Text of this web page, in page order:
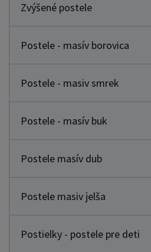
Zvýšené postele
Postele - masív borovica
Postele - masiv smrek
Postele - masív buk
Postele masív dub
Postele masiv jelša
Postielky - postele pre deti